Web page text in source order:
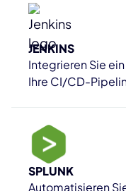
JENKINS
Integrieren Sie
Ihre CI/CD-
SPLUNK
Automatisieren